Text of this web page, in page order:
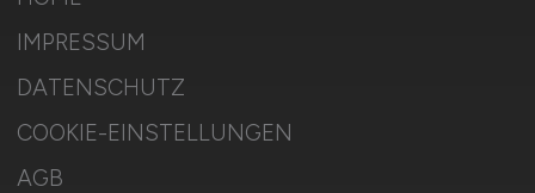
IMPRESSUM
DATENSCHUTZ
COOKIE-EINSTELLUNGEN
AGB